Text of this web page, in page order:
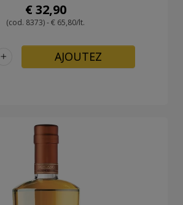
€ 32,90
(cod. 8373) - € 65,80/lt.
+ AJOUTEZ